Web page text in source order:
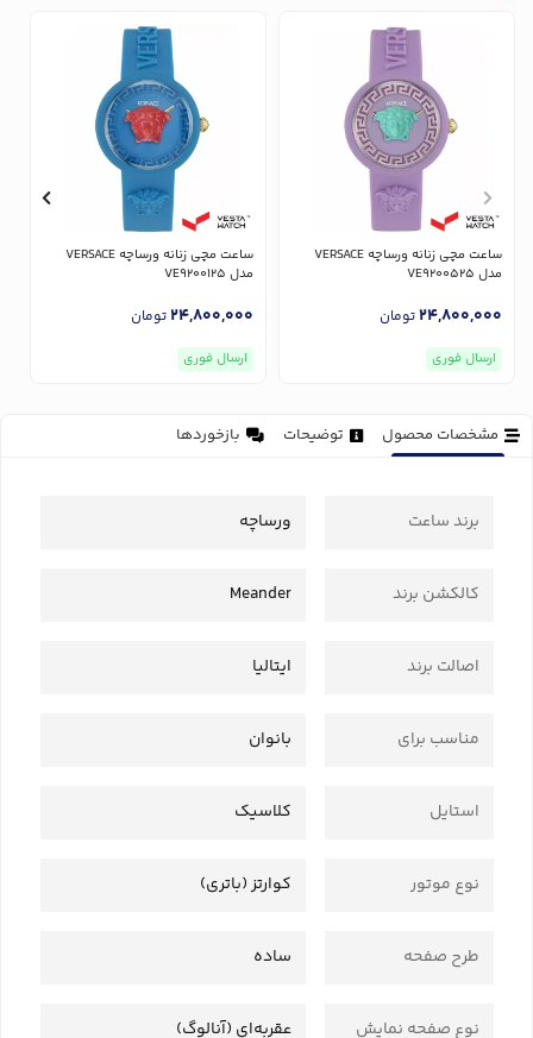
ساعت مچی زنانه ورساچه VERSACE
مدل VE9200525
24,800,000تومان
ارسال فوری
ساعت مچی زنانه ورساچه VERSACE
مدل VE9200125
24,800,000تومان
ارسال فوری
مشخصات محصول توضیحات بازخوردها
برند ساعت ورساچه
کالکشن برند Meander
اصالت برند ایتالیا
مناسب برای بانوان
استایل کلاسیک
نوع موتور کوارتز (باتری)
طرح صفحه ساده
نوع صفحه نمایش عقربه‌ای (آنالوگ)